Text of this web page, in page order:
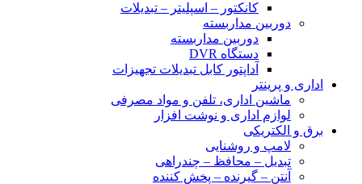
کانکتور – اسپلیتر – تبدیلات
دوربین مداربسته
دوربین مداربسته
دستگاه DVR
آداپتور کابل تبدیلات تجهیزات
اداری و پرینتر
ماشین اداری، تلفن و مواد مصرفی
لوازم اداری و نوشت افزار
برق و الکتریکی
لامپ و روشنایی
تبدیل – محافظ – چندراهی
آنتن – گیرنده – پخش کننده